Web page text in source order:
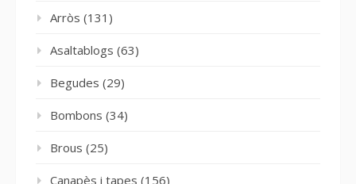
Arròs (131)
Asaltablogs (63)
Begudes (29)
Bombons (34)
Brous (25)
Canapès i tapes (156)